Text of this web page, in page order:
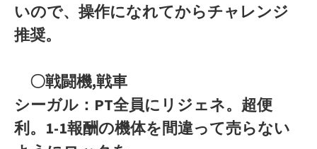
いので、操作になれてからチャレンジ
推奨。
〇戦闘機,戦車
シーガル：PT全員にリジェネ。超便
利。1-1報酬の機体を間違って売らない